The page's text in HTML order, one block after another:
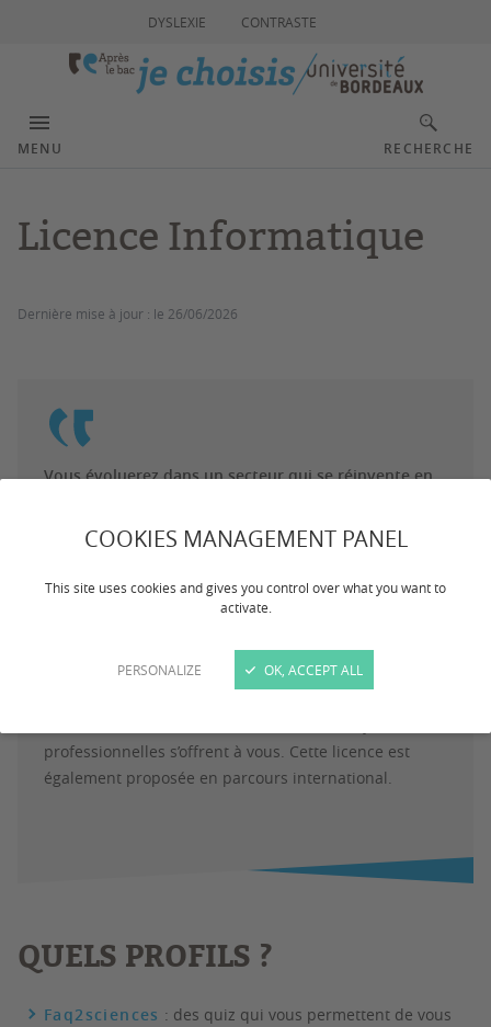
COOKIES MANAGEMENT PANEL
This site uses cookies and gives you control over what you want to
activate.
PERSONALIZE OK, ACCEPT ALL
DYSLEXIE CONTRASTE
MENU RECHERCHE
Licence Informatique
Dernière mise à jour : le 26/06/2026
Vous évoluerez dans un secteur qui se réinvente en
technologiques, les nouveaux usages et les grandes
questions de société, tels que la sécurisation et la
gestion des données privées.
L’informatique tient une place stratégique dans notre
société. Conception d’applications, développement de
sites web, création d’outils d’aide à la décision pour les
professionnelles s’offrent à vous. Cette licence est
également proposée en parcours international.
QUELS PROFILS ?
Faq2sciences : des quiz qui vous permettent de vous